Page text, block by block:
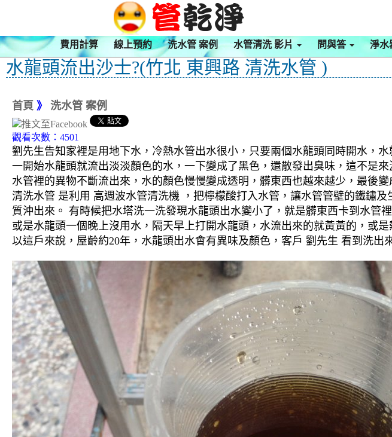
費用計算 線上預約 洗水管 案例 水管清洗 影片 問與答 淨水
水龍頭流出沙士?(竹北 東興路 清洗水管 )
首頁 》 洗水管 案例
觀看次數：4501
劉先生告知家裡是用地下水，冷熱水管出水很小，只要兩個水龍頭同時開水，
一開始水龍頭就流出淡淡顏色的水，一下變成了黑色，還散發出臭味，這不是
水管裡的異物不斷流出來，水的顏色慢慢變成透明，髒東西也越來越少，最後變
清洗水管 是利用 高週波水管清洗機 ，把檸檬酸打入水管，讓水管管壁的鐵鏽
質沖出來。 有時候把水塔洗一洗發現水龍頭出水變小了，就是髒東西卡到水管裡
或是水龍頭一個晚上沒用水，隔天早上打開水龍頭，水流出來的就黃黃的，或
以這戶來說，屋齡約20年，水龍頭出水會有異味及顏色，客戶 劉先生 看到洗出